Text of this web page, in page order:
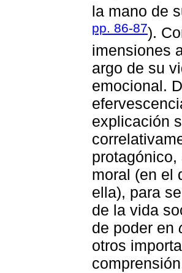
la mano de
pp. 86-87).
imensiones
argo de su
emocional.
explicación
moral (en el
ella), para
de la vida
de poder en
otros